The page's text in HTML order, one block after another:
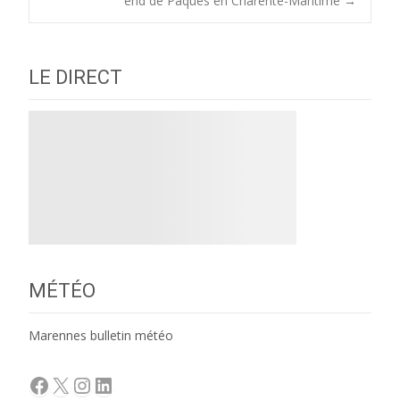
LE DIRECT
MÉTÉO
Marennes bulletin météo
Facebook
X Instagram
LinkedIn